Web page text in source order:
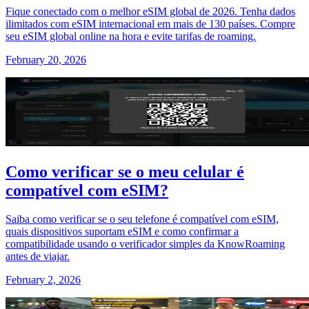
Fique conectado com o melhor eSIM global de 2026. Tenha dados
ilimitados com eSIM internacional em mais de 130 países. Compre
seu eSIM global online na hora e evite tarifas de roaming.
February 20, 2026
Como verificar se o meu celular é
compatível com eSIM?
Saiba como verificar se o seu telefone é compatível com eSIM,
quais dispositivos suportam eSIM e como confirmar a
compatibilidade usando o verificador simples da KnowRoaming
antes de viajar.
February 2, 2026